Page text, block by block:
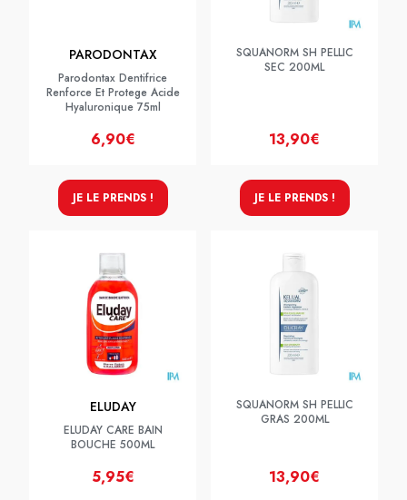
PARODONTAX
Parodontax Dentifrice
Renforce Et Protege Acide
Hyaluronique 75ml
6,90€
JE LE PRENDS !
SQUANORM SH PELLIC
SEC 200ML
13,90€
JE LE PRENDS !
ELUDAY
ELUDAY CARE BAIN
BOUCHE 500ML
5,95€
SQUANORM SH PELLIC
GRAS 200ML
13,90€